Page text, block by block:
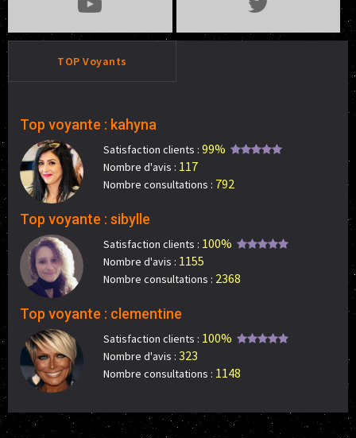
TOP Voyants
Top voyante : kahyna
Satisfaction clients : 99%
Nombre d'avis : 117
Nombre consultations : 792
Top voyante : sibylle
Satisfaction clients : 100%
Nombre d'avis : 1155
Nombre consultations : 2368
Top voyante : clementine
Satisfaction clients : 100%
Nombre d'avis : 323
Nombre consultations : 1148